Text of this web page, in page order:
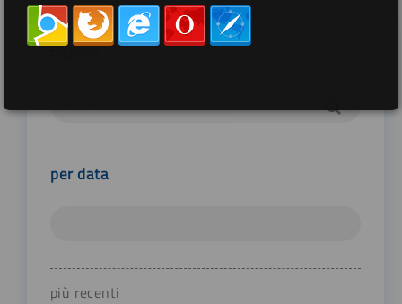
per data
più recenti